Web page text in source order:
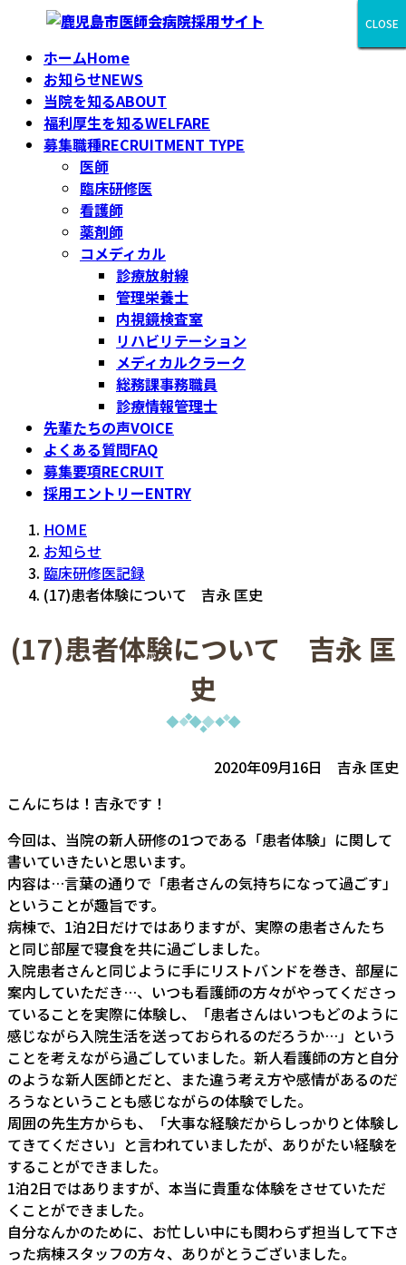
ホームHome
お知らせNEWS
当院を知るABOUT
福利厚生を知るWELFARE
募集職種RECRUITMENT TYPE
医師
臨床研修医
看護師
薬剤師
コメディカル
診療放射線
管理栄養士
内視鏡検査室
リハビリテーション
メディカルクラーク
総務課事務職員
診療情報管理士
先輩たちの声VOICE
よくある質問FAQ
募集要項RECRUIT
採用エントリーENTRY
HOME
お知らせ
臨床研修医記録
(17)患者体験について 吉永 匡史
(17)患者体験について 吉永 匡
史
2020年09月16日 吉永 匡史
こんにちは！吉永です！
今回は、当院の新人研修の1つである「患者体験」に関して
書いていきたいと思います。
内容は…言葉の通りで「患者さんの気持ちになって過ごす」
ということが趣旨です。
病棟で、1泊2日だけではありますが、実際の患者さんたち
と同じ部屋で寝食を共に過ごしました。
入院患者さんと同じように手にリストバンドを巻き、部屋に
案内していただき…、いつも看護師の方々がやってくださっ
ていることを実際に体験し、「患者さんはいつもどのように
感じながら入院生活を送っておられるのだろうか…」という
ことを考えながら過ごしていました。新人看護師の方と自分
のような新人医師とだと、また違う考え方や感情があるのだ
ろうなということも感じながらの体験でした。
周囲の先生方からも、「大事な経験だからしっかりと体験し
てきてください」と言われていましたが、ありがたい経験を
することができました。
1泊2日ではありますが、本当に貴重な体験をさせていただ
くことができました。
自分なんかのために、お忙しい中にも関わらず担当して下さ
った病棟スタッフの方々、ありがとうございました。
CLOSE
CLOSE
CLOSE
CLOSE
CLOSE
CLOSE
CLOSE
CLOSE
CLOSE